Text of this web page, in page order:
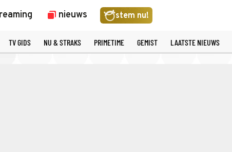
nieuws stem nu!
TV GIDS NU & STRAKS PRIMETIME GEMIST LAATSTE NIEUWS